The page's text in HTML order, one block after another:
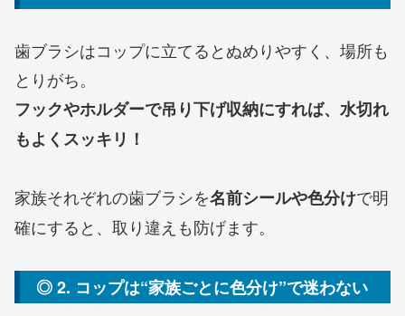
歯ブラシはコップに立てるとぬめりやすく、場所も
とりがち。
フックやホルダーで吊り下げ収納にすれば、水切れ
もよくスッキリ！
家族それぞれの歯ブラシを名前シールや色分けで明
確にすると、取り違えも防げます。
◎ 2. コップは“家族ごとに色分け”で迷わない